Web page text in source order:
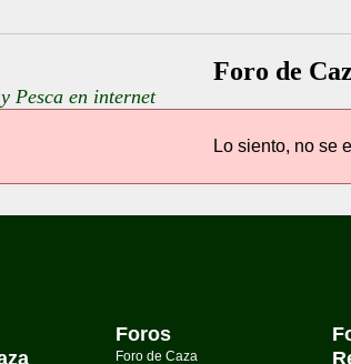
Pesca en internet
Foro de
Lo siento, no se
Foros
Foro de Caza